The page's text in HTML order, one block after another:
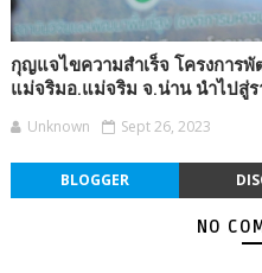
กุญแจไขความสำเร็จ โครงการ
แม่จริมอ.แม่จริม จ.น่าน นำไปสู่ร
Unknown Sept 26, 2023
BLOGGER
NO